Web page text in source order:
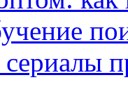
сериалы